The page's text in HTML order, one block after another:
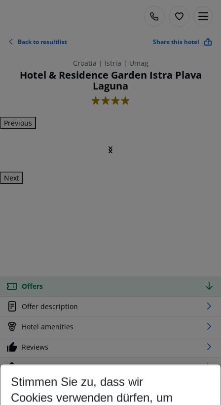
Back to resultlist Share this hotel
Croatia | Istria | Umag
Hotel & Residence Garden Istra Plava
Laguna
4
Previous
Next
Offers
Offer description
Hotel amenities
Reviews
Location
Customize your offer
Stimmen Sie zu, dass wir
Cookies verwenden dürfen, um